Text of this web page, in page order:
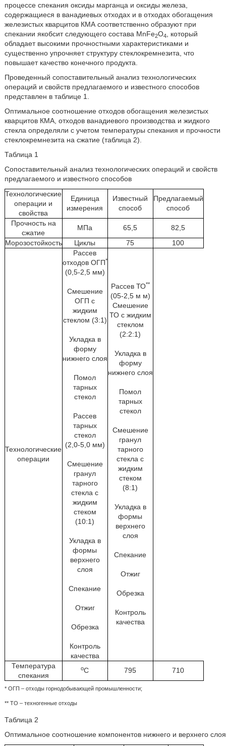
процессе спекания оксиды марганца и оксиды железа,
содержащиеся в ванадиевых отходах и в отходах обогащения
железистых кварцитов КМА соответственно образуют при
спекании якобсит следующего состава MnFe2O4
, который
обладает высокими прочностными характеристиками и
существенно упрочняет структуру стеклокремнезита, что
повышает качество конечного продукта.
Проведенный сопоставительный анализ технологических
операций и свойств предлагаемого и известного способов
представлен в таблице 1.
Оптимальное соотношение отходов обогащения железистых
кварцитов КМА, отходов ванадиевого производства и жидкого
стекла определяли с учетом температуры спекания и прочности
стеклокремнезита на сжатие (таблица 2).
Таблица 1
Сопоставительный анализ технологических операций и свойств
предлагаемого и известного способов
Технологические
операции и
свойства
Единица
измерения
Известный
способ
Предлагаемый
способ
Прочность на
сжатие
МПа 65,5
82,5
Морозостойкость
Циклы 75 100
Технологические
операции
Рассев
отходов ОГП*
(0,5-2,5 мм)
Смешение
ОГП с
жидким
стеклом (3:1)
Укладка в
форму
нижнего слоя
Помол
тарных
стекол
Рассев
тарных
стекол
(2,0-5,0 мм)
Смешение
гранул
тарного
стекла с
жидким
стеком
(10:1)
Укладка в
формы
верхнего
слоя
Спекание
Отжиг
Обрезка
Контроль
качества
Рассев ТО**
(05-2,5 м м)
Смешение
ТО с жидким
стеклом
(2:2:1)
Укладка в
форму
нижнего слоя
Помол
тарных
стекол
Смешение
гранул
тарного
стекла с
жидким
стеком
(8:1)
Укладка в
формы
верхнего
слоя
Спекание
Отжиг
Обрезка
Контроль
качества
Температура
спекания
оС 795 710
* ОГП – отходы горнодобывающей промышленности;
** ТО – техногенные отходы
Таблица 2
Оптимальное соотношение компонентов нижнего и верхнего слоя